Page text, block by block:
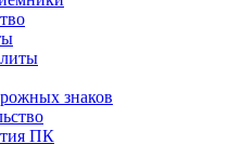
знаков
ПК